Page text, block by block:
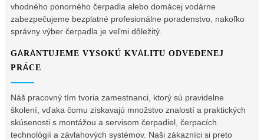
vhodného ponorného čerpadla alebo domácej vodárne
zabezpečujeme bezplatné profesionálne poradenstvo, nakoľko
správny výber čerpadla je veľmi dôležitý.
GARANTUJEME VYSOKÚ KVALITU ODVEDENEJ
PRÁCE
Náš pracovný tím tvoria zamestnanci, ktorý sú pravidelne
školení, vďaka čomu získavajú množstvo znalostí a praktických
skúsenosti s montážou a servisom čerpadiel, čerpacích
technológií a závlahových systémov. Naši zákazníci si preto